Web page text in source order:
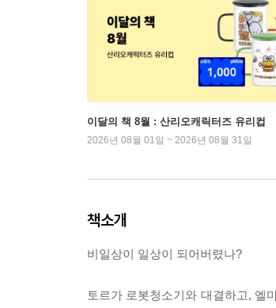
이달의 책 8월 : 산리오캐릭터즈 유리컵
2026년 08월 01일 ~ 2026년 08월 31일
책소개
비일상이 일상이 되어버렸나?
토르가 로봇청소기와 대결하고, 엘